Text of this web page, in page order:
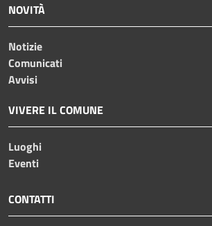
NOVITÀ
Notizie
Comunicati
Avvisi
VIVERE IL COMUNE
Luoghi
Eventi
CONTATTI